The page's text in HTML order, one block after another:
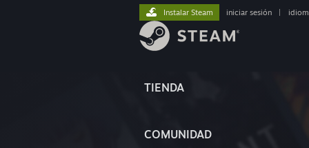
TIENDA
COMUNIDAD
Instalar Steam iniciar sesión